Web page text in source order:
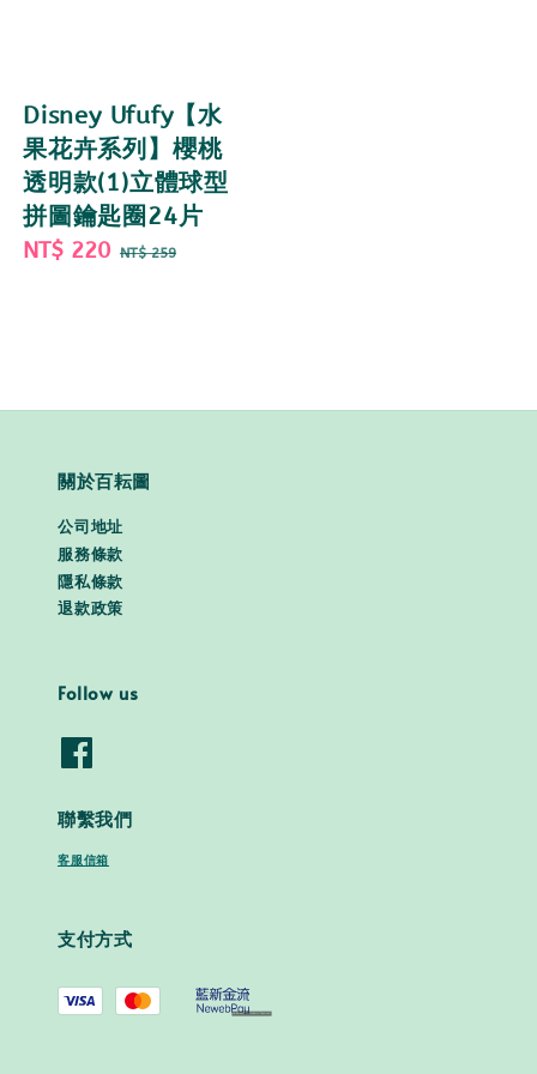
Disney Ufufy【水
果花卉系列】櫻桃
透明款(1)立體球型
拼圖鑰匙圈24片
Sale
NT$ 220 Regular
NT$ 259
關於百耘圖
公司地址
服務條款
隱私條款
退款政策
Follow us
聯繫我們
客服信箱
支付方式